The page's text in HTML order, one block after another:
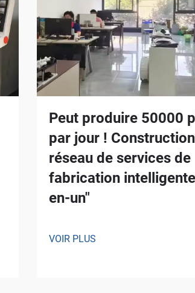
Peut produire 50000
par jour !
réseau de services de
fabrication
en-un"
VOIR PLUS